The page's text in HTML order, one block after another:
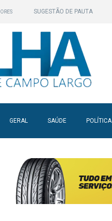
SUGESTÃO DE PAUTA
GERAL SAÚDE POLÍTICA